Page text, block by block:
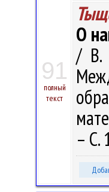
91
полный
текст
О
/ В.
– С.